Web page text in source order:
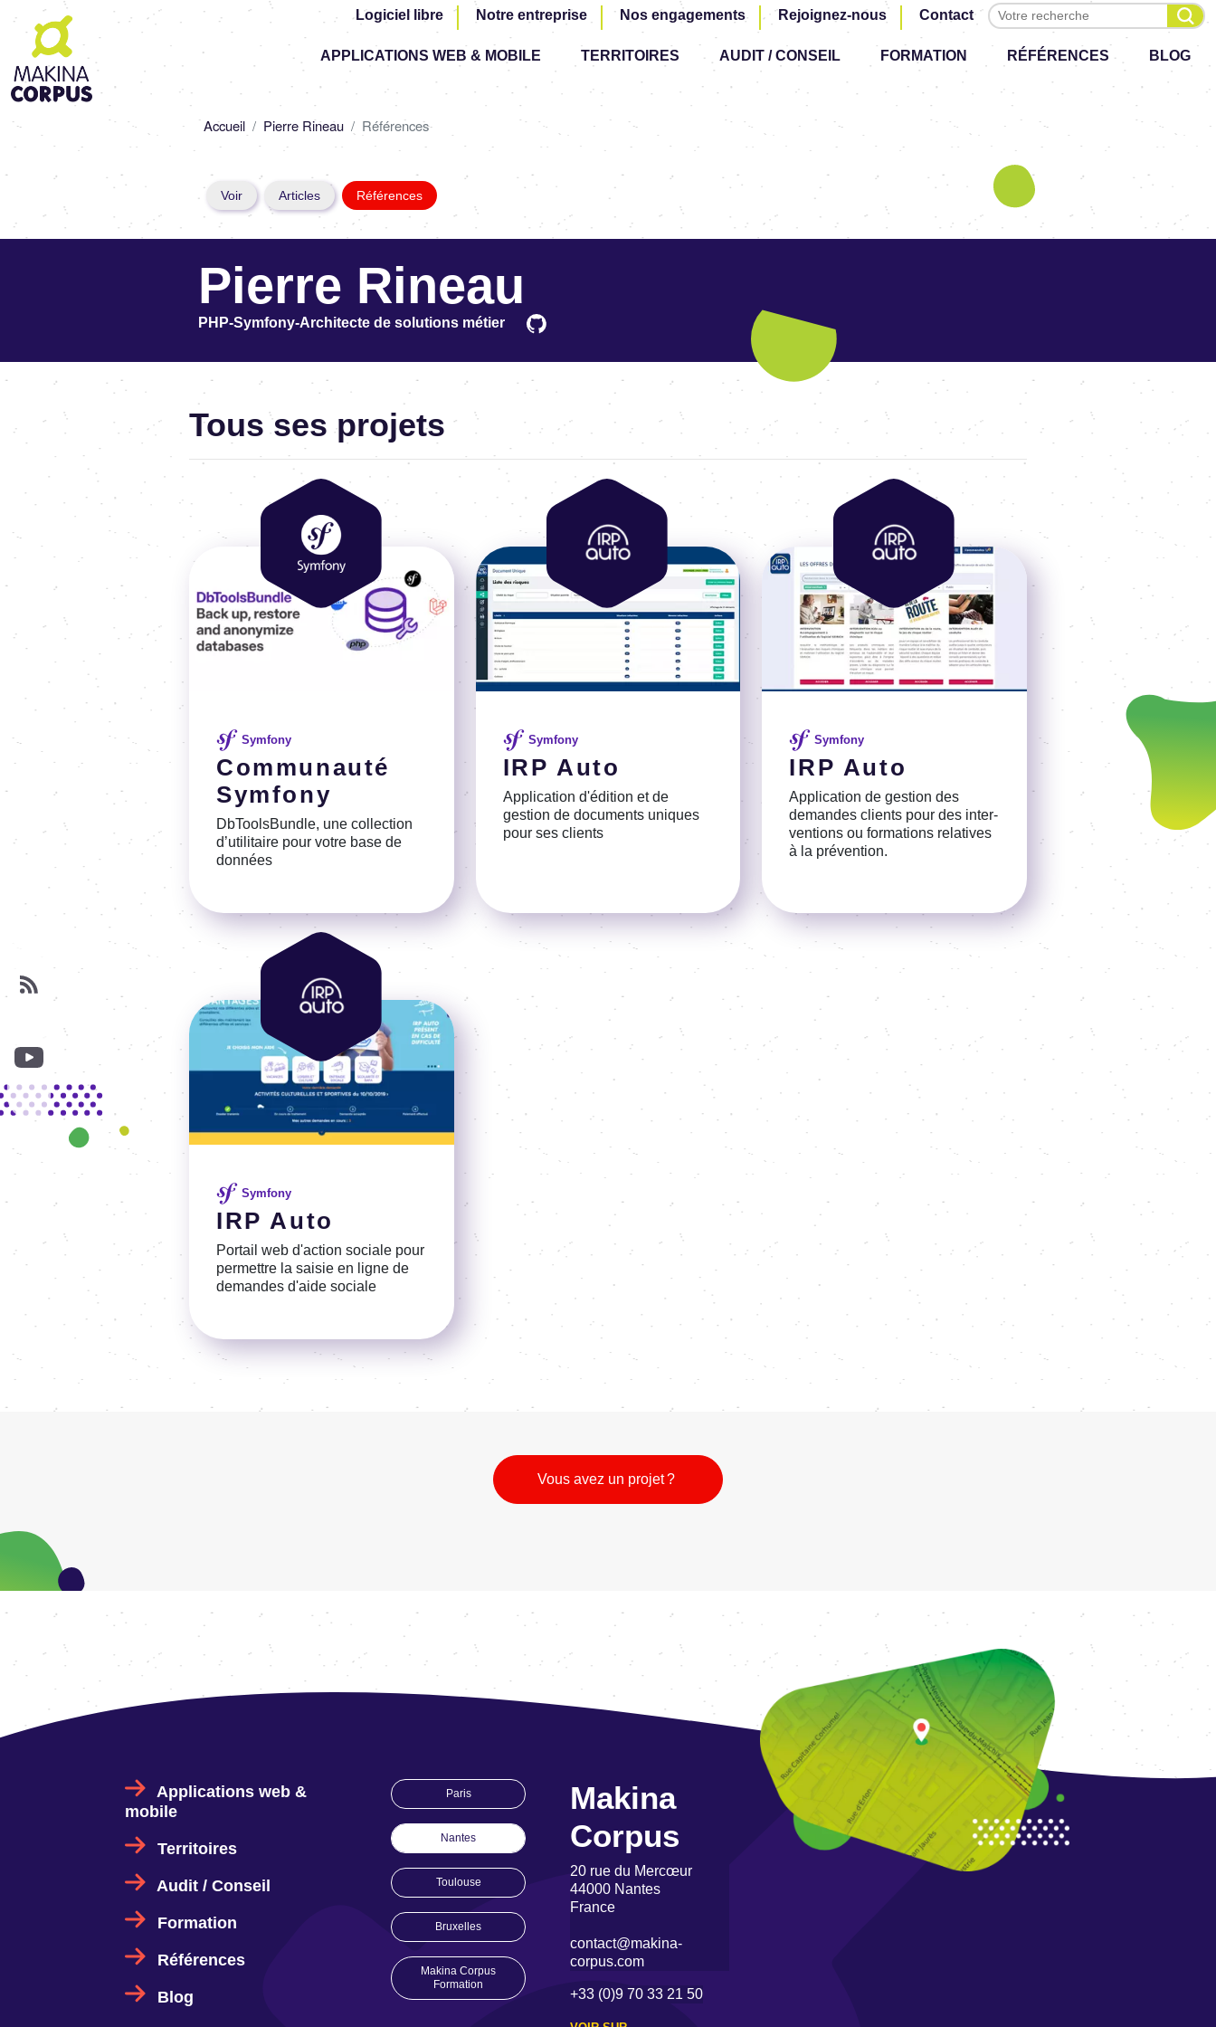
Aller
contenu
principal
Logiciel libre Notre entreprise Nos engagements Rejoignez-nous Contact Effectuer une recherche
Top
Main
navigation
APPLICATIONS WEB & MOBILE TERRITOIRES AUDIT / CONSEIL FORMATION RÉFÉRENCES BLOG
d'Ariane
Accueil Pierre Rineau Références
Primary
tabs
Voir Articles Références
Pierre Rineau
PHP-Symfony-Architecte de solutions métier
Tous ses projets
Communauté
Symfony
DbTools­Bundle, une collec­tion
d’uti­li­taire pour votre base de
données
Symfony
Voir la référence
Image
Image
IRP Auto
Application d'édition et de
gestion de documents uniques
pour ses clients
Symfony
Voir la référence
Image
Image
IRP Auto
Appli­ca­tion de gestion des
demandes clients pour des inter­
ven­tions ou forma­tions rela­tives
à la préven­tion.
Symfony
Voir la référence
Image
Image
IRP Auto
Portail web d'action sociale pour
permettre la saisie en ligne de
demandes d'aide sociale
Symfony
Image
Image
Vous avez un projet ?
Applications web &
mobile
Territoires
Audit / Conseil
Formation
Références
Blog
Paris
Nantes
Toulouse
Bruxelles
Makina Corpus
Formation
Makina
Corpus
20 rue du Mercœur
44000 Nantes
France
contact@makina-
corpus.com
+33 (0)9 70 33 21 50